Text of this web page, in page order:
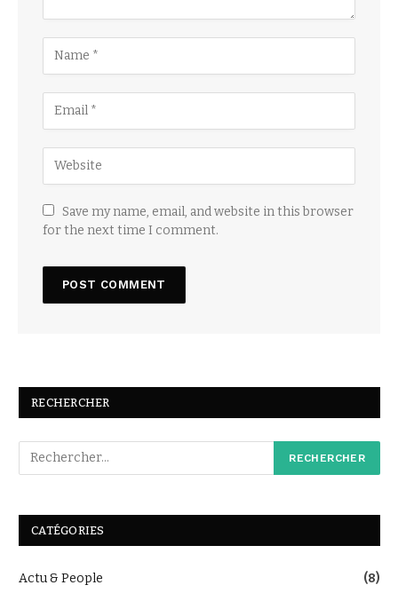
Save my name, email, and website in this browser
for the next time I comment.
RECHERCHER
CATÉGORIES
Actu & People (8)